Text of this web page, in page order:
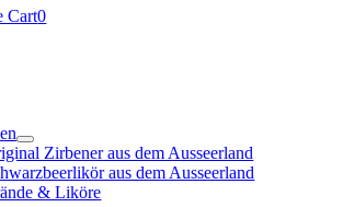
Cart0
Zirbener aus dem Ausseerland
aus dem Ausseerland
& Liköre